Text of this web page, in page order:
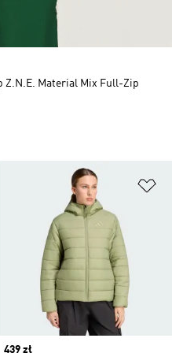
do listy życzeń
Price
439 zł
Z.N.E. Material Mix Full-Zip